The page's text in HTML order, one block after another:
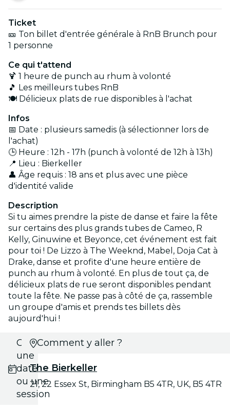
Ticket
🎫 Ton billet d'entrée générale à RnB Brunch pour
1 personne
Ce qui t'attend
🍹 1 heure de punch au rhum à volonté
🎵 Les meilleurs tubes RnB
🍽️ Délicieux plats de rue disponibles à l'achat
Infos
📅 Date : plusieurs samedis (à sélectionner lors de
l'achat)
🕒 Heure : 12h - 17h (punch à volonté de 12h à 13h)
📍 Lieu : Bierkeller
👤 Âge requis : 18 ans et plus avec une pièce
d'identité valide
Description
Si tu aimes prendre la piste de danse et faire la fête
sur certains des plus grands tubes de Cameo, R
Kelly, Ginuwine et Beyonce, cet événement est fait
pour toi ! De Lizzo à The Weeknd, Mabel, Doja Cat à
Drake, danse et profite d'une heure entière de
punch au rhum à volonté. En plus de tout ça, de
délicieux plats de rue seront disponibles pendant
toute la fête. Ne passe pas à côté de ça, rassemble
un groupe d'amis et prends tes billets dès
aujourd'hui !
Choisis
une
date
ou une
session
Comment y aller ?
The Bierkeller
21, 22 Essex St, Birmingham B5 4TR, UK, B5 4TR